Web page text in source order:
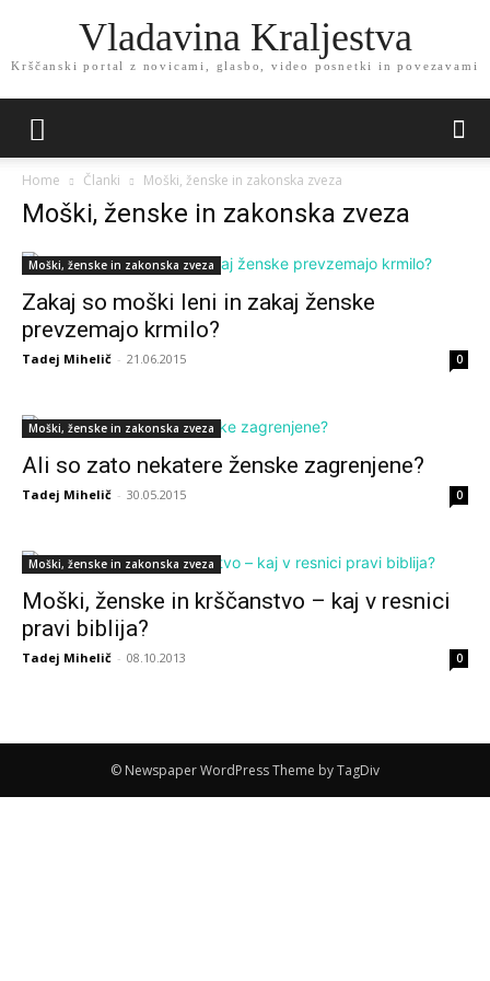
Vladavina Kraljestva
Krščanski portal z novicami, glasbo, video posnetki in povezavami
Home Članki Moški, ženske in zakonska zveza
Moški, ženske in zakonska zveza
Moški, ženske in zakonska zveza
Zakaj so moški leni in zakaj ženske
prevzemajo krmilo?
Tadej Mihelič - 21.06.2015 0
Moški, ženske in zakonska zveza
Ali so zato nekatere ženske zagrenjene?
Tadej Mihelič - 30.05.2015 0
Moški, ženske in zakonska zveza
Moški, ženske in krščanstvo – kaj v resnici
pravi biblija?
Tadej Mihelič - 08.10.2013 0
© Newspaper WordPress Theme by TagDiv